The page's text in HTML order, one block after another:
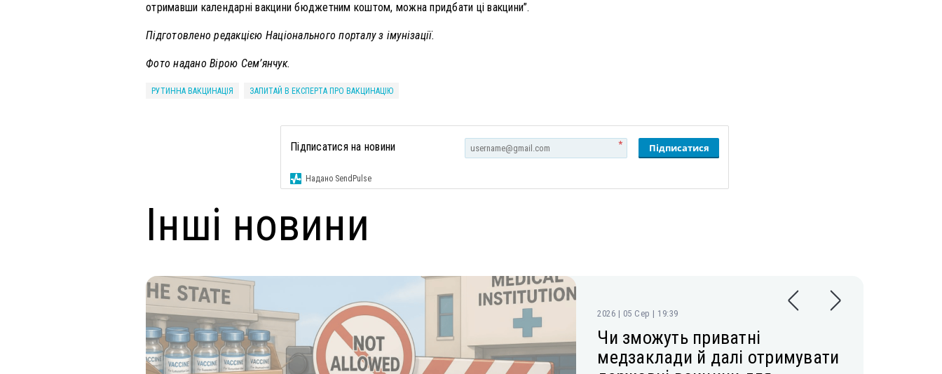
отримавши календарні вакцини бюджетним коштом, можна придбати ці вакцини”.
Підготовлено редакцією Національного порталу з імунізації.
Фото надано Вірою Сем’янчук.
РУТИННА ВАКЦИНАЦІЯ ЗАПИТАЙ В ЕКСПЕРТА ПРО ВАКЦИНАЦІЮ
Підписатися на новини * Підписатися
Надано SendPulse
Інші новини
2026 | 05 Сер | 19:39
Чи зможуть приватні
медзаклади й далі отримувати